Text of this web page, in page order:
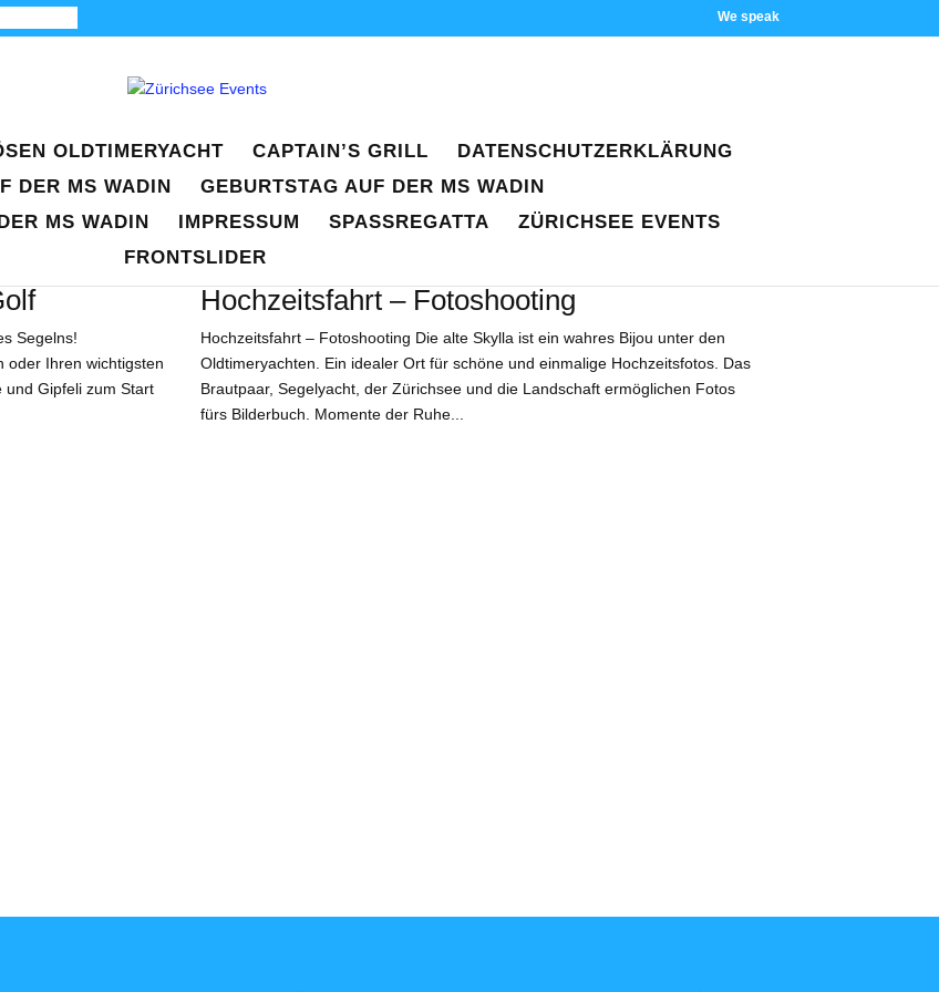
Wir sprechen
OLDTIMERYACHT CAPTAIN’S GRILL
DATENSCHUTZERKLÄRUNG
DER MS WADIN
GEBURTSTAG AUF DER MS WADIN
MS WADIN
IMPRESSUM SPASSREGATTA
ZÜRICHSEE EVENTS
FRONTSLIDER
Segelns!
oder Ihren wichtigsten
und Gipfeli zum Start
Hochzeitsfahrt – Fotoshooting
Hochzeitsfahrt – Fotoshooting Die alte Skylla ist ein wahres Bijou unter den
Oldtimeryachten. Ein idealer Ort für schöne und einmalige Hochzeitsfotos. Das
Brautpaar, Segelyacht, der Zürichsee und die Landschaft ermöglichen Fotos
fürs Bilderbuch. Momente der Ruhe...